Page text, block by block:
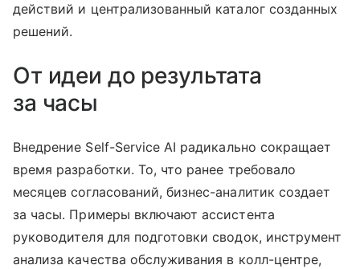
действий и централизованный каталог созданных
решений.
От идеи до результата
за часы
Внедрение Self-Service AI радикально сокращает
время разработки. То, что ранее требовало
месяцев согласований, бизнес-аналитик создает
за часы. Примеры включают ассистента
руководителя для подготовки сводок, инструмент
анализа качества обслуживания в колл-центре,